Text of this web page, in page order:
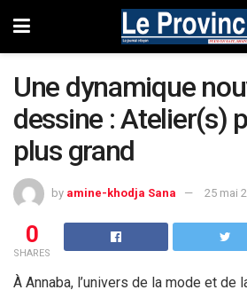
Une dynamique
dessine : Atelier(s)
plus grand
by amine-khodja Sana 25 mai
0
SHARES
À Annaba, l’univers de la mode et de